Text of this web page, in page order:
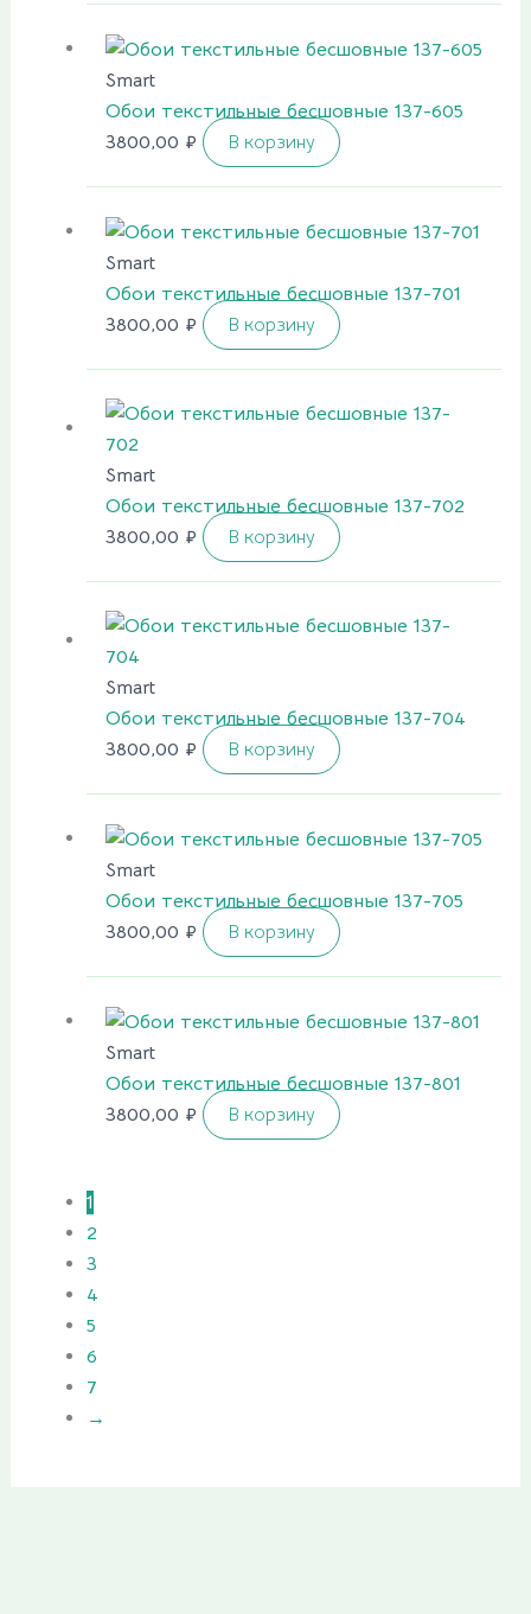
Smart
Обои текстильные бесшовные 137-605
3800,00 ₽ В корзину
Smart
Обои текстильные бесшовные 137-701
3800,00 ₽ В корзину
Smart
Обои текстильные бесшовные 137-702
3800,00 ₽ В корзину
Smart
Обои текстильные бесшовные 137-704
3800,00 ₽ В корзину
Smart
Обои текстильные бесшовные 137-705
3800,00 ₽ В корзину
Smart
Обои текстильные бесшовные 137-801
3800,00 ₽ В корзину
1
2
3
4
5
6
7
→